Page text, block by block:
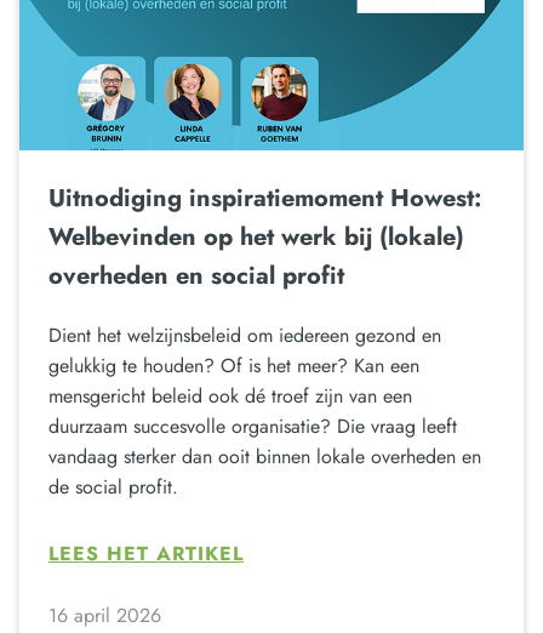
Uitnodiging inspiratiemoment Howest:
Welbevinden op het werk bij (lokale)
overheden en social profit
Dient het welzijnsbeleid om iedereen gezond en
gelukkig te houden? Of is het meer? Kan een
mensgericht beleid ook dé troef zijn van een
duurzaam succesvolle organisatie? Die vraag leeft
vandaag sterker dan ooit binnen lokale overheden en
de social profit.
LEES HET ARTIKEL
16 april 2026